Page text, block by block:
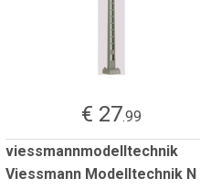
€ 27.99
viessmannmodelltechnik
Viessmann Modelltechnik N